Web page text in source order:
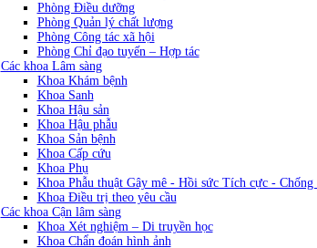
Phòng Điều dưỡng
Phòng Quản lý chất lượng
Phòng Công tác xã hội
Phòng Chỉ đạo tuyến – Hợp tác
Các khoa Lâm sàng
Khoa Khám bệnh
Khoa Sanh
Khoa Hậu sản
Khoa Hậu phẫu
Khoa Sản bệnh
Khoa Cấp cứu
Khoa Phụ
Khoa Phẫu thuật Gây mê - Hồi sức Tích cực - Chống
Khoa Điều trị theo yêu cầu
Các khoa Cận lâm sàng
Khoa Xét nghiệm – Di truyền học
Khoa Chẩn đoán hình ảnh